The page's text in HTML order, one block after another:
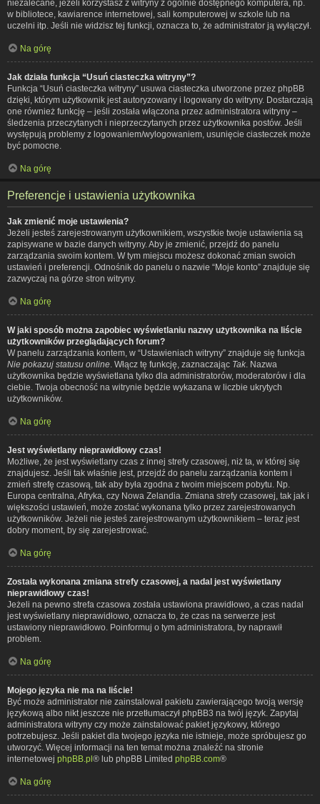
niezalecane, jeżeli korzystasz z witryny z ogólnie dostępnego komputera, np.
w bibliotece, kawiarence internetowej, sali komputerowej w szkole lub na
uczelni itp. Jeśli nie widzisz tej funkcji, oznacza to, że administrator ją wyłączył.
Na górę
Jak działa funkcja “Usuń ciasteczka witryny”?
Funkcja “Usuń ciasteczka witryny” usuwa ciasteczka utworzone przez phpBB
dzięki, którym użytkownik jest autoryzowany i logowany do witryny. Dostarczają
one również funkcję – jeśli została włączona przez administratora witryny –
śledzenia przeczytanych i nieprzeczytanych przez użytkownika postów. Jeśli
występują problemy z logowaniem/wylogowaniem, usunięcie ciasteczek może
być pomocne.
Na górę
Preferencje i ustawienia użytkownika
Jak zmienić moje ustawienia?
Jeżeli jesteś zarejestrowanym użytkownikiem, wszystkie twoje ustawienia są
zapisywane w bazie danych witryny. Aby je zmienić, przejdź do panelu
zarządzania swoim kontem. W tym miejscu możesz dokonać zmian swoich
ustawień i preferencji. Odnośnik do panelu o nazwie “Moje konto” znajduje się
zazwyczaj na górze stron witryny.
Na górę
W jaki sposób można zapobiec wyświetlaniu nazwy użytkownika na liście
użytkowników przeglądających forum?
W panelu zarządzania kontem, w “Ustawieniach witryny” znajduje się funkcja
Nie pokazuj statusu online . Włącz tę funkcję, zaznaczając Tak . Nazwa
użytkownika będzie wyświetlana tylko dla administratorów, moderatorów i dla
ciebie. Twoja obecność na witrynie będzie wykazana w liczbie ukrytych
użytkowników.
Na górę
Jest wyświetlany nieprawidłowy czas!
Możliwe, że jest wyświetlany czas z innej strefy czasowej, niż ta, w której się
znajdujesz. Jeśli tak właśnie jest, przejdź do panelu zarządzania kontem i
zmień strefę czasową, tak aby była zgodna z twoim miejscem pobytu. Np.
Europa centralna, Afryka, czy Nowa Zelandia. Zmiana strefy czasowej, tak jak i
większości ustawień, może zostać wykonana tylko przez zarejestrowanych
użytkowników. Jeżeli nie jesteś zarejestrowanym użytkownikiem – teraz jest
dobry moment, by się zarejestrować.
Na górę
Została wykonana zmiana strefy czasowej, a nadal jest wyświetlany
nieprawidłowy czas!
Jeżeli na pewno strefa czasowa została ustawiona prawidłowo, a czas nadal
jest wyświetlany nieprawidłowo, oznacza to, że czas na serwerze jest
ustawiony nieprawidłowo. Poinformuj o tym administratora, by naprawił
problem.
Na górę
Mojego języka nie ma na liście!
Być może administrator nie zainstalował pakietu zawierającego twoją wersję
językową albo nikt jeszcze nie przetłumaczył phpBB3 na twój język. Zapytaj
administratora witryny czy może zainstalować pakiet językowy, którego
potrzebujesz. Jeśli pakiet dla twojego języka nie istnieje, może spróbujesz go
utworzyć. Więcej informacji na ten temat można znaleźć na stronie
internetowej phpBB.pl® lub phpBB Limited phpBB.com®
Na górę